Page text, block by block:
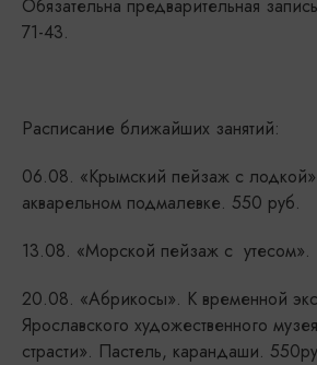
Обязательна предварительная
71-43.
Расписание ближайших занятий:
06.08. «Крымский пейзаж с
акварельном подмалевке. 550 руб.
13.08. «Морской пейзаж с
20.08. «Абрикосы». К временной
Ярославского художественного
страсти». Пастель, карандаши.